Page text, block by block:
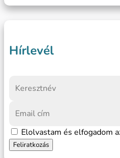
Hírlevél
Elolvastam és elfogadom